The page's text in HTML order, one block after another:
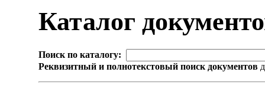
Каталог
Поиск по каталогу:
Реквизитный и полнотекстовый поиск документов